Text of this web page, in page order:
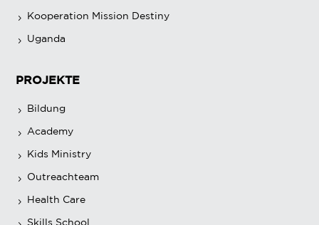
Kooperation Mission Destiny
Uganda
PROJEKTE
Bildung
Academy
Kids Ministry
Outreachteam
Health Care
Skills School